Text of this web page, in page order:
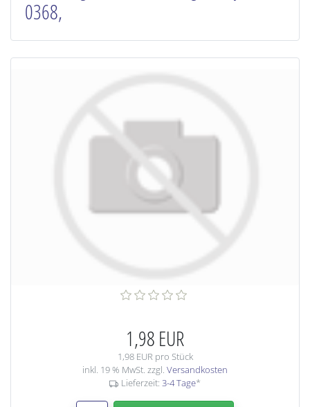
0368,
1,98 EUR
1,98 EUR pro Stück
inkl. 19 % MwSt. zzgl. Versandkosten
Lieferzeit: 3-4 Tage*